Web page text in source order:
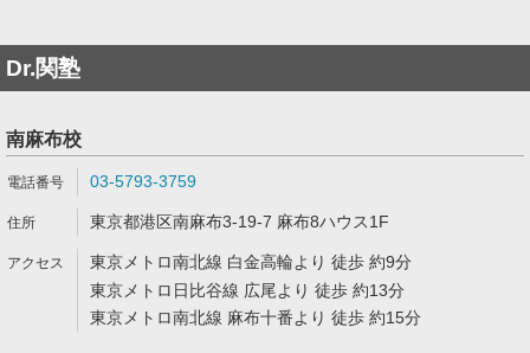
Dr.関塾
南麻布校
03-5793-3759
東京都港区南麻布3-19-7 麻布8ハウス1F
東京メトロ南北線 白金高輪より 徒歩 約9分
東京メトロ日比谷線 広尾より 徒歩 約13分
東京メトロ南北線 麻布十番より 徒歩 約15分